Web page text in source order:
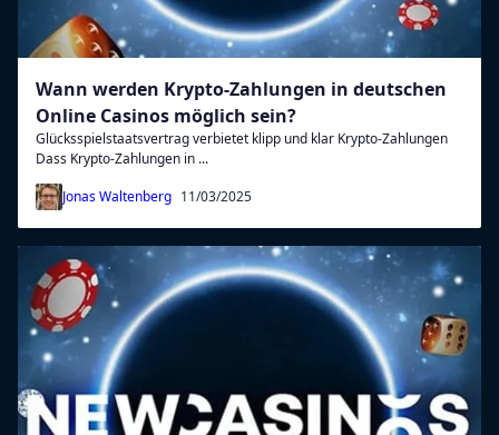
Wann werden Krypto-Zahlungen in deutschen
Online Casinos möglich sein?
Glücksspielstaatsvertrag verbietet klipp und klar Krypto-Zahlungen
Dass Krypto-Zahlungen in ...
Jonas Waltenberg 11/03/2025